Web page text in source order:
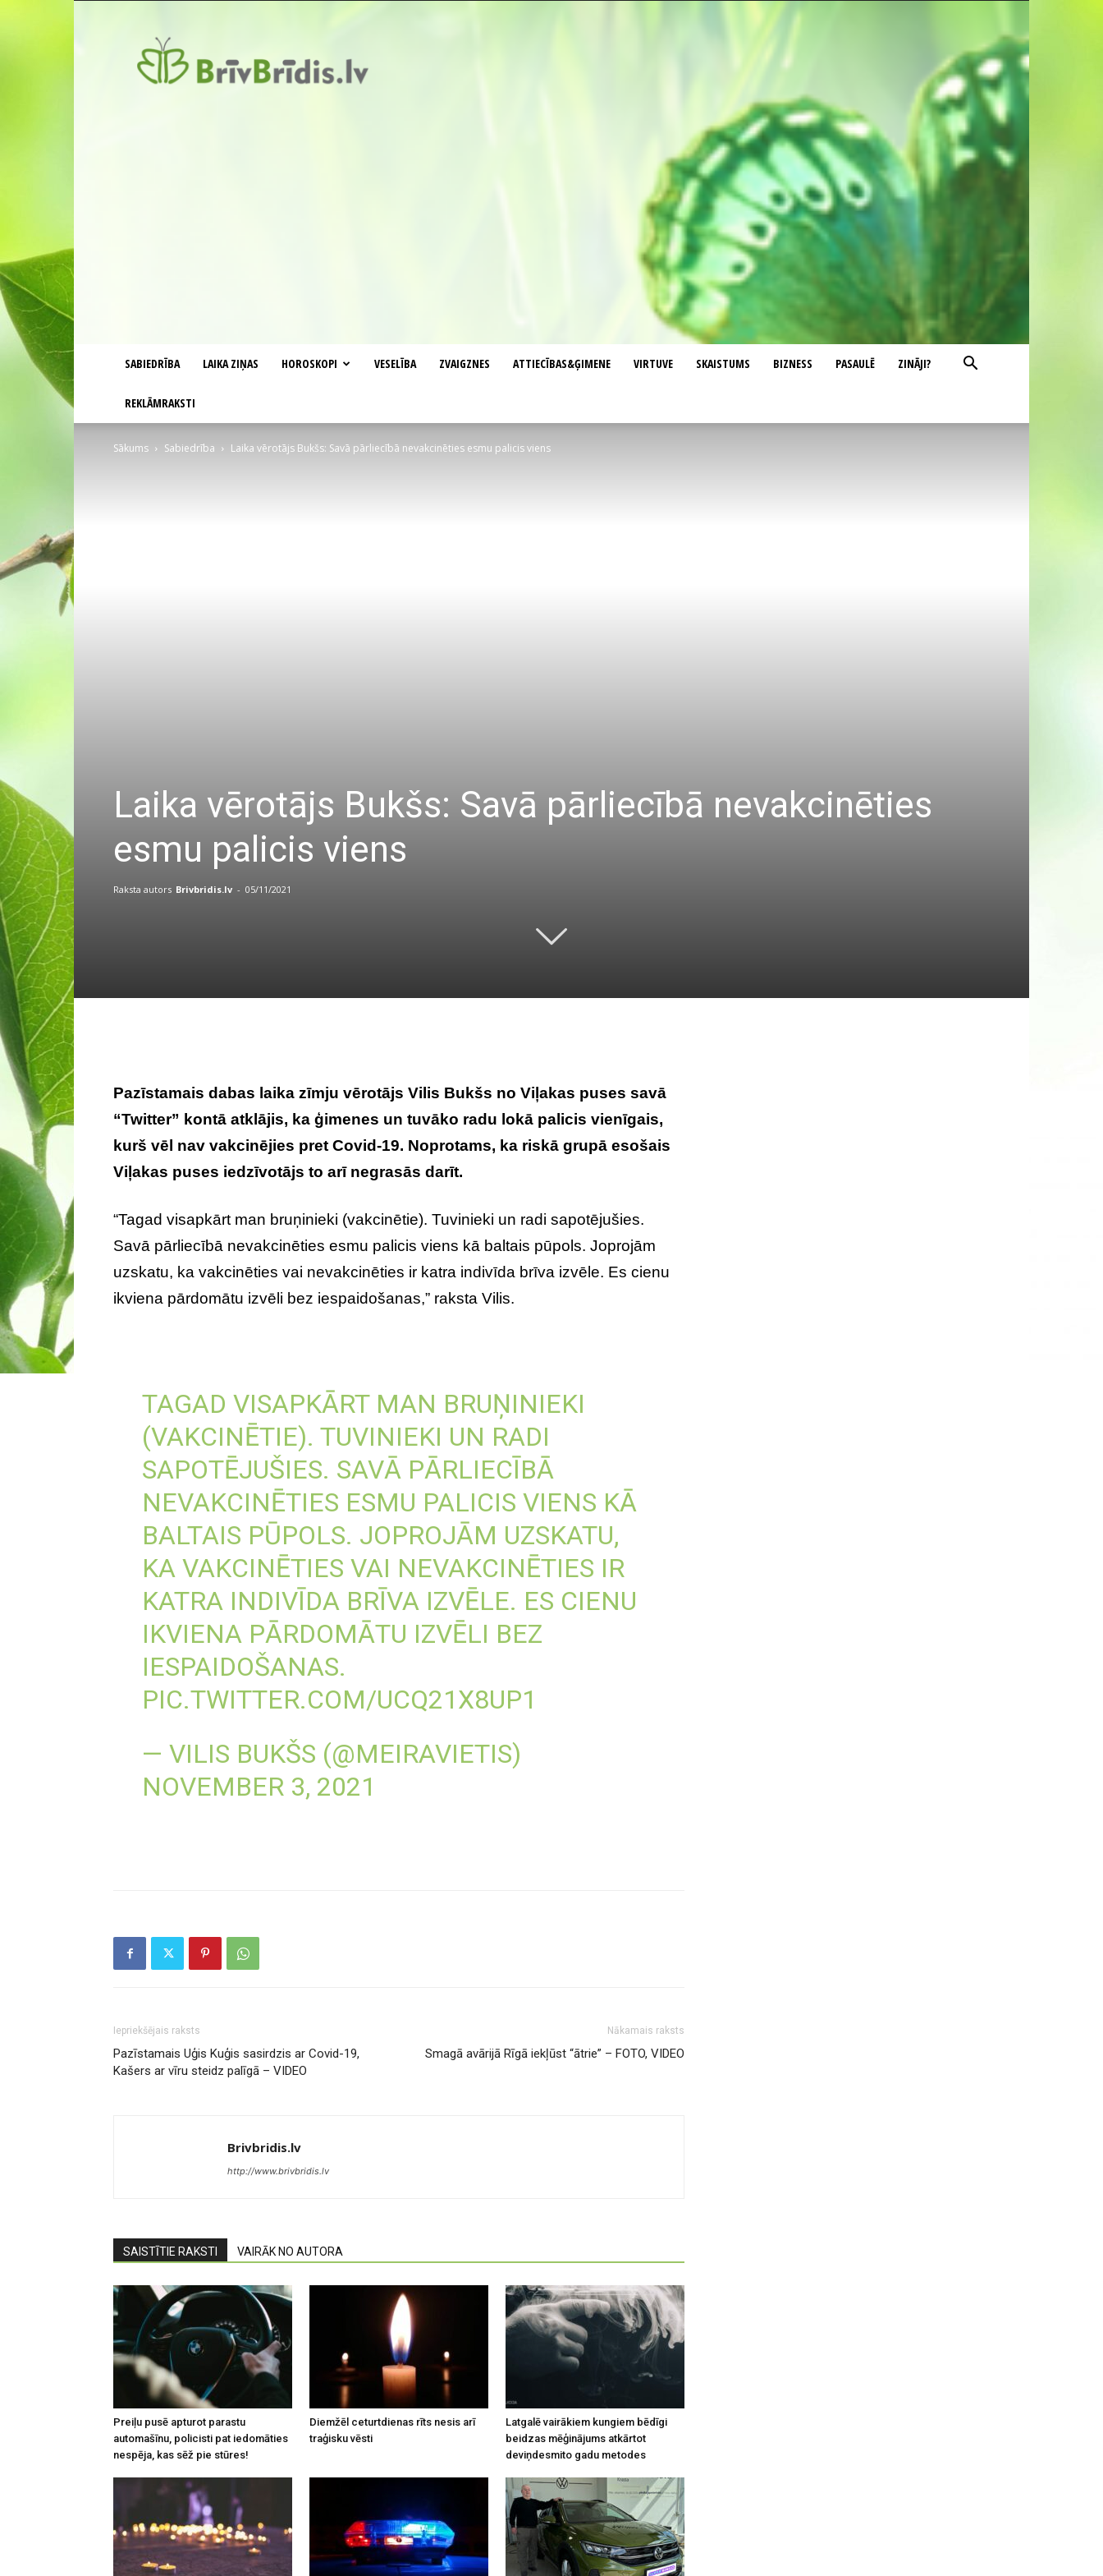
SABIEDRĪBA LAIKA ZIŅAS HOROSKOPI VESELĪBA ZVAIGZNES ATTIECĪBAS&ĢIMENE VIRTUVE SKAISTUMS BIZNESS PASAULĒ ZINĀJI?
REKLĀMRAKSTI
Sākums Sabiedrība Laika vērotājs Bukšs: Savā pārliecībā nevakcinēties esmu palicis viens
Laika vērotājs Bukšs: Savā pārliecībā nevakcinēties
esmu palicis viens
Raksta autors Brivbridis.lv - 05/11/2021
Pazīstamais dabas laika zīmju vērotājs Vilis Bukšs no Viļakas puses savā
“Twitter” kontā atklājis, ka ģimenes un tuvāko radu lokā palicis vienīgais,
kurš vēl nav vakcinējies pret Covid-19. Noprotams, ka riskā grupā esošais
Viļakas puses iedzīvotājs to arī negrasās darīt.
“Tagad visapkārt man bruņinieki (vakcinētie). Tuvinieki un radi sapotējušies.
Savā pārliecībā nevakcinēties esmu palicis viens kā baltais pūpols. Joprojām
uzskatu, ka vakcinēties vai nevakcinēties ir katra indivīda brīva izvēle. Es cienu
ikviena pārdomātu izvēli bez iespaidošanas,” raksta Vilis.
TAGAD VISAPKĀRT MAN BRUŅINIEKI
(VAKCINĒTIE). TUVINIEKI UN RADI
SAPOTĒJUŠIES. SAVĀ PĀRLIECĪBĀ
NEVAKCINĒTIES ESMU PALICIS VIENS KĀ
BALTAIS PŪPOLS. JOPROJĀM UZSKATU,
KA VAKCINĒTIES VAI NEVAKCINĒTIES IR
KATRA INDIVĪDA BRĪVA IZVĒLE. ES CIENU
IKVIENA PĀRDOMĀTU IZVĒLI BEZ
IESPAIDOŠANAS.
PIC.TWITTER.COM/UCQ21X8UP1
— VILIS BUKŠS (@MEIRAVIETIS)
NOVEMBER 3, 2021
Iepriekšējais raksts
Pazīstamais Uģis Kuģis sasirdzis ar Covid-19,
Kašers ar vīru steidz palīgā – VIDEO
Nākamais raksts
Smagā avārijā Rīgā iekļūst “ātrie” – FOTO, VIDEO
Brivbridis.lv
http://www.brivbridis.lv
SAISTĪTIE RAKSTI VAIRĀK NO AUTORA
Preiļu pusē apturot parastu
automašīnu, policisti pat iedomāties
nespēja, kas sēž pie stūres!
Diemžēl ceturtdienas rīts nesis arī
traģisku vēsti
Latgalē vairākiem kungiem bēdīgi
beidzas mēģinājums atkārtot
deviņdesmito gadu metodes